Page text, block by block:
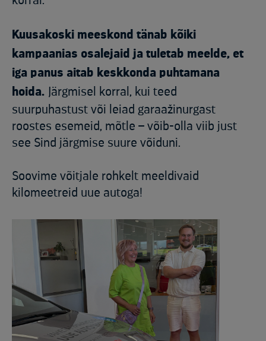
Kuusakoski meeskond tänab kõiki
kampaanias osalejaid ja tuletab meelde, et
iga panus aitab keskkonda puhtamana
hoida. Järgmisel korral, kui teed
suurpuhastust või leiad garaažinurgast
roostes esemeid, mõtle – võib-olla viib just
see Sind järgmise suure võiduni.
Soovime võitjale rohkelt meeldivaid
kilomeetreid uue autoga!